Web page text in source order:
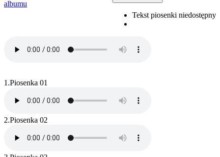
Tekst piosenki niedostępny
albumu
1.Piosenka 01
2.Piosenka 02